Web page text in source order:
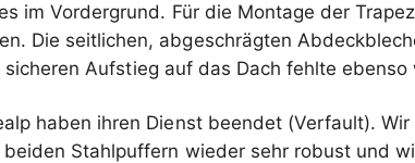
im Vordergrund. Für die Montage der
Die seitlichen, abgeschrägten
Aufstieg auf das Dach fehlte
haben ihren Dienst beendet (Verfault).
Stahlpuffern wieder sehr robust und